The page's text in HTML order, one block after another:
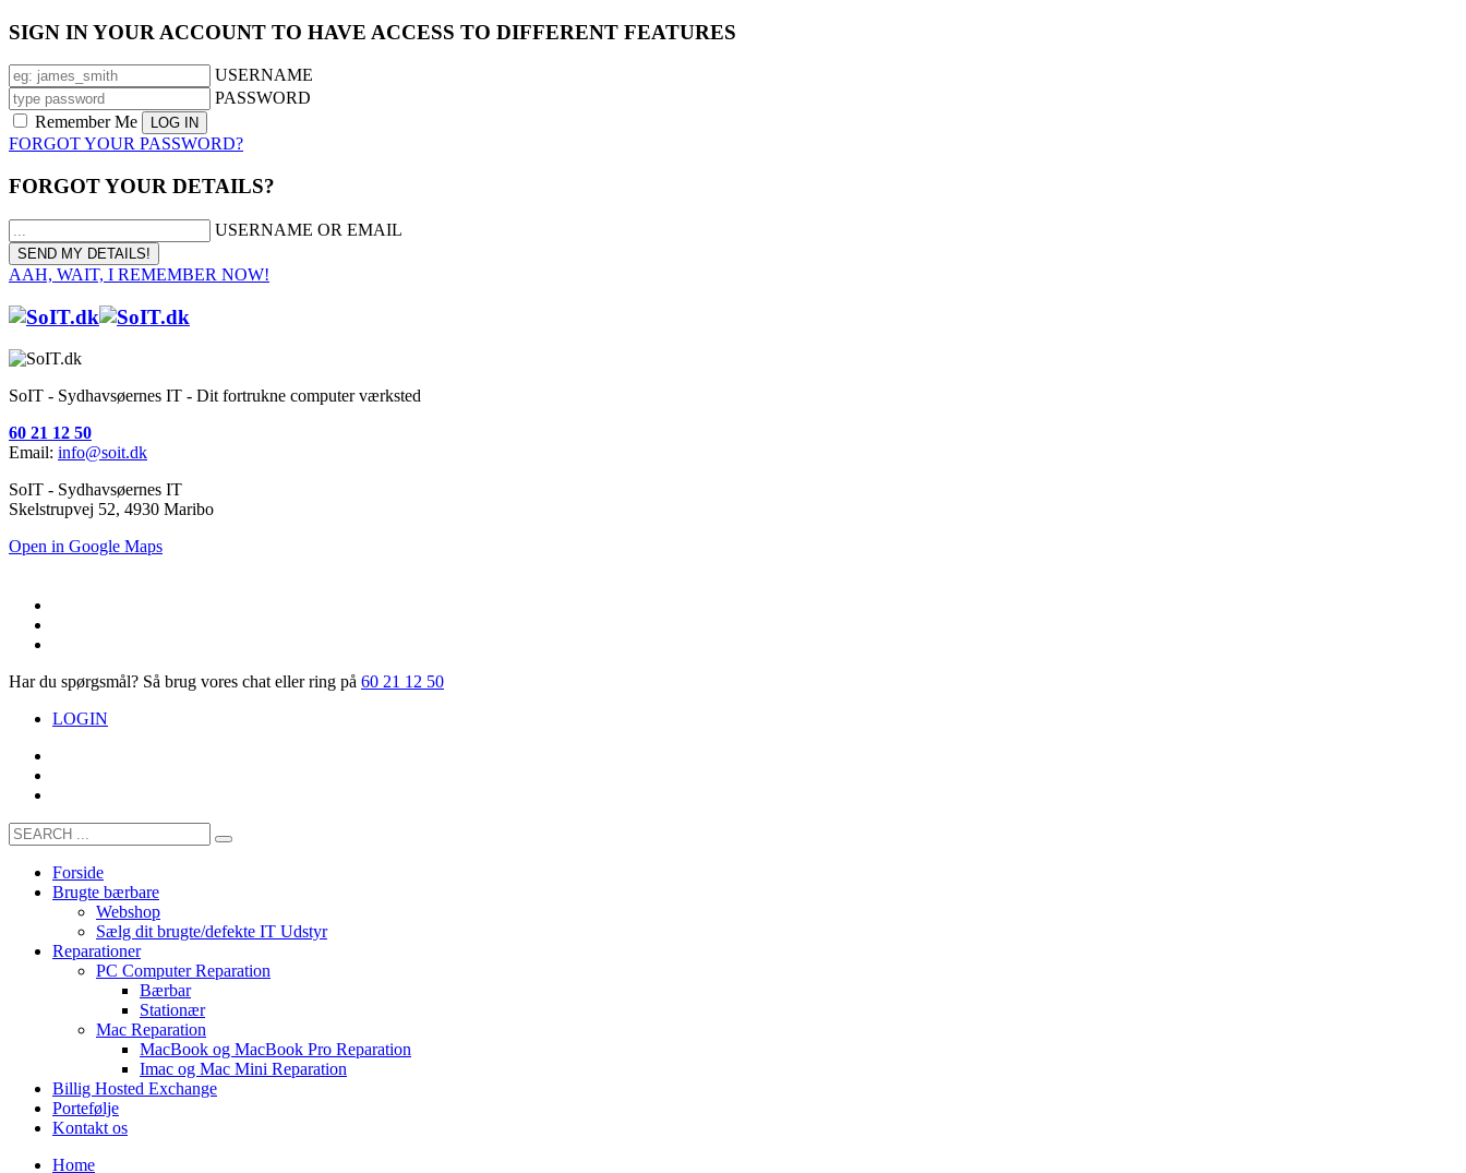
SIGN IN YOUR ACCOUNT TO HAVE ACCESS TO DIFFERENT FEATURES
USERNAME
PASSWORD
Remember Me
FORGOT YOUR PASSWORD?
FORGOT YOUR DETAILS?
USERNAME OR EMAIL
AAH, WAIT, I REMEMBER NOW!
SoIT - Sydhavsøernes IT - Dit fortrukne computer værksted
60 21 12 50
Email: info@soit.dk
SoIT - Sydhavsøernes IT
Skelstrupvej 52, 4930 Maribo
Open in Google Maps
Har du spørgsmål? Så brug vores chat eller ring på 60 21 12 50
LOGIN
Forside
Brugte bærbare
Webshop
Sælg dit brugte/defekte IT Udstyr
Reparationer
PC Computer Reparation
Bærbar
Stationær
Mac Reparation
MacBook og MacBook Pro Reparation
Imac og Mac Mini Reparation
Billig Hosted Exchange
Portefølje
Kontakt os
Home